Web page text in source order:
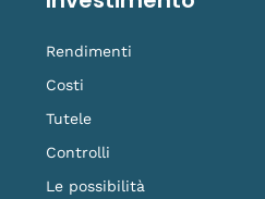
Rendimenti
Costi
Tutele
Controlli
Le possibilità